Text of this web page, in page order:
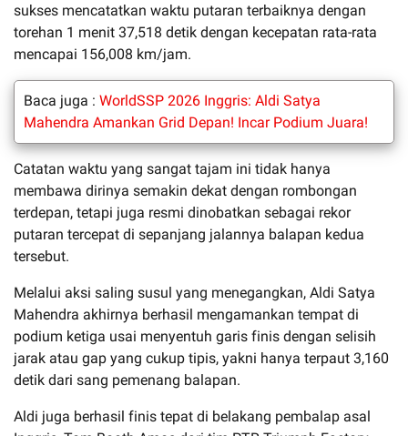
sukses mencatatkan waktu putaran terbaiknya dengan
torehan 1 menit 37,518 detik dengan kecepatan rata-rata
mencapai 156,008 km/jam.
Baca juga : WorldSSP 2026 Inggris: Aldi Satya
Mahendra Amankan Grid Depan! Incar Podium Juara!
Catatan waktu yang sangat tajam ini tidak hanya
membawa dirinya semakin dekat dengan rombongan
terdepan, tetapi juga resmi dinobatkan sebagai rekor
putaran tercepat di sepanjang jalannya balapan kedua
tersebut.
Melalui aksi saling susul yang menegangkan, Aldi Satya
Mahendra akhirnya berhasil mengamankan tempat di
podium ketiga usai menyentuh garis finis dengan selisih
jarak atau gap yang cukup tipis, yakni hanya terpaut 3,160
detik dari sang pemenang balapan.
Aldi juga berhasil finis tepat di belakang pembalap asal